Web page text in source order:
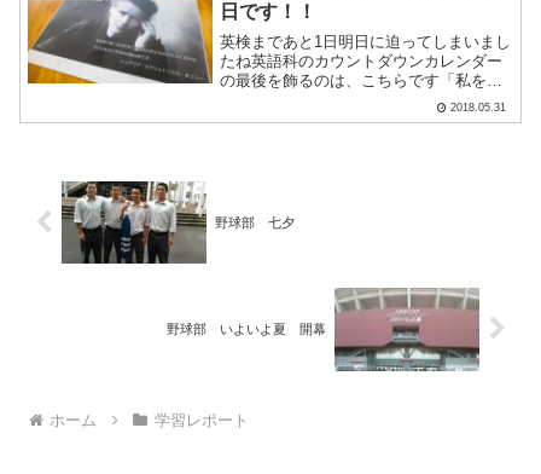
日です！！
英検まであと1日明日に迫ってしまいまし
たね英語科のカウントダウンカレンダー
の最後を飾るのは、こちらです「私を取
り巻くものの中に活気あふれるものがあ
るとすれば、それは永遠に不滅な冒険精
2018.05.31
野球部 七夕
野球部 いよいよ夏 開幕
ホーム 学習レポート